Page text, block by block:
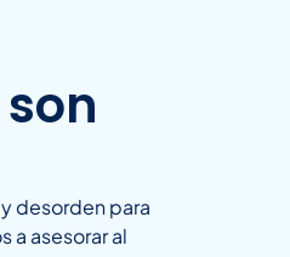
desorden para
a asesorar al